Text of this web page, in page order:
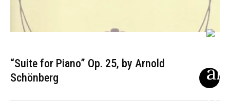
“Suite for Piano” Op. 25, by Arnold
Schönberg